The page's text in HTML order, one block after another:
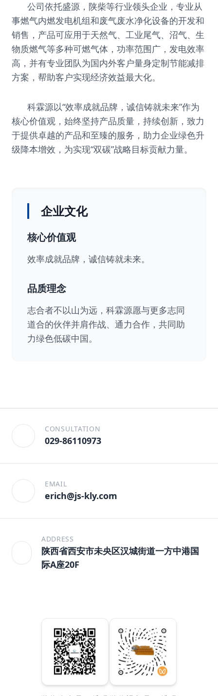
公司依托盛源，陕柴等行业领头企业，专业从
事燃气内燃发电机组和废气废水净化设备的开发和
销售，产品可应用于天然气、工业尾气、沼气、生
物质燃气等多种可燃气体，功率范围广，发电效率
高，并有专业团队为国内外客户量身定制节能减排
方案，帮助客户实现经济效益最大化。
科霖源以“效率成就品牌，诚信铸就未来”作为
核心价值观，始终坚持产品质量，持续创新，致力
于提供卓越的产品和至臻的服务，助力企业绿色升
级降本增效，为实现“双碳”战略目标贡献力量。
企业文化
核心价值观
效率成就品牌，诚信铸就未来。
品质理念
志合者不以山为远，科霖源愿与更多志同
道合的伙伴并肩作战、通力合作，共同助
力绿色低碳中国。
CONSULTATION
029-86110973
EMAIL
erich@js-kly.com
ADDRESS
陕西省西安市未央区汉城街道一方中港国
际A座20F